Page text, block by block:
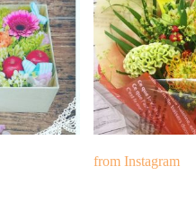
from Instagram